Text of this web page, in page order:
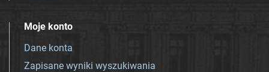
Moje konto
Dane konta
Zapisane wyniki wyszukiwania